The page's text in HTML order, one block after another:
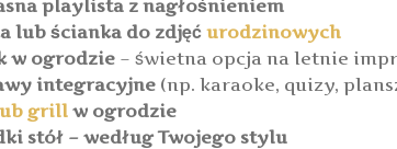
playlista z nagłośnieniem
lub ścianka do zdjęćurodzinowych
w ogrodzie – świetna opcja na letnie
integracyjne (np. karaoke, quizy,
grill w ogrodzie
stół – według Twojego stylu